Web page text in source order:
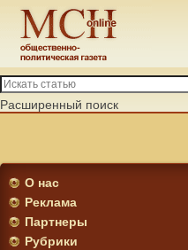
Расширенный поиск
О нас
Реклама
Партнеры
Рубрики